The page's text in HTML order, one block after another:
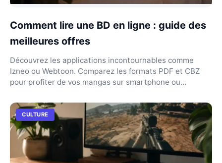
Comment lire une BD en ligne : guide des
meilleures offres
Découvrez les applications incontournables comme
Izneo ou Webtoon. Comparez les formats PDF et CBZ
pour profiter de vos mangas sur smartphone ou
CULTURE